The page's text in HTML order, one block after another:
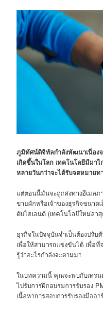
ภูมิทัศน์ดิจิทัลกำลังพัฒนาเนื่องจ
เกิดขึ้นในโลก เทคโนโลยีมีมาไ
หลายวันกว่าจะได้รับจดหมาย
แต่ตอนนี้มันจะถูกส่งทางอีเมลภ
ขายผักหรือเจ้าของธุรกิจขนาด
ดับไฮเอนด์ (เทคโนโลยีใหม่ล่า
ธุรกิจในปัจจุบันจำเป็นต้องปรับ
เพื่อให้สามารถแข่งขันได้ เพื่อ
รู้ว่าอะไรกำลังจะตามมา
ในบทความนี้ คุณจะพบกับเทรน
ไปรับการฝึกอบรมการรับรอง
เนื้อหาการสอบการรับรองมืออ